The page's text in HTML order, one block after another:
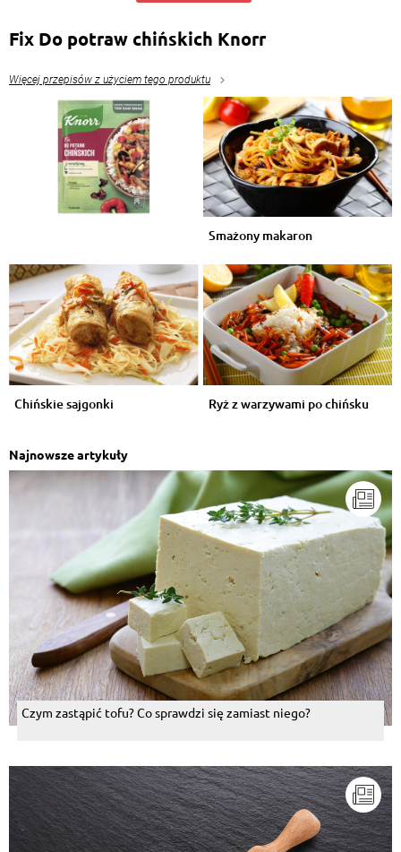
pyszne
Bożena S., 01.06.2015
lubię takie dania
Odpowiedz
Odpowiedz
Sebastian Simiński, 17.05.2015
pyszne
Odpowiedz
iwona.janczewska91@wp.pl , 27.04.2015
Sebastian Sztemberg, 26.03.2015
Odpowiedz
Arkadiusz Szymaniak , 09.08.2014
Tam niema golonko
Odpowiedz
przepisy.pl, 09.08.2014
Marek, nie ma tak łatwo, trzeba ugotować. ;)
Marek Tyszkiewicz, 09.08.2014
poproszę podwójną porcje z dostawą do domu
Odpowiedz
Fix Do potraw chińskich Knorr
Więcej przepisów z użyciem tego produktu
Smażony makaron
Chińskie sajgonki Ryż z warzywami po chińsku
Najnowsze artykuły
Czym zastąpić tofu? Co sprawdzi się zamiast niego?